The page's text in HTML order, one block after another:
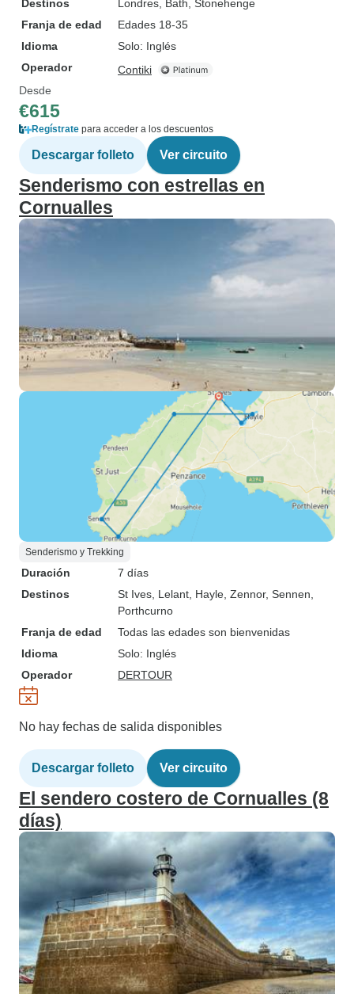
Destinos
Londres , Bath , Stonehenge
Franja de edad
Edades 18-35
Idioma
Solo: Inglés
Operador
Contiki
Desde
€615
Regístrate para acceder a los descuentos
Descargar folleto Ver circuito
Senderismo con estrellas en
Cornualles
Senderismo y Trekking
Duración
7 días
Destinos
St Ives , Lelant , Hayle , Zennor, Sennen
Porthcurno
Franja de edad
Todas las edades son bienvenidas
Idioma
Solo: Inglés
Operador
DERTOUR
No hay fechas de salida disponibles
Descargar folleto Ver circuito
El sendero costero de Cornualles (8
días)